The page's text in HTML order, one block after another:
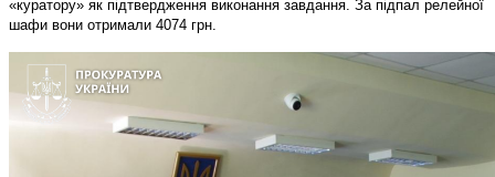
«куратору» як підтвердження виконання завдання. За підпал релейної
шафи вони отримали 4074 грн.